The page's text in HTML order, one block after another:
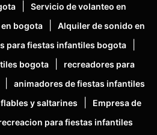
Servicio de volanteo en
bogota
Alquiler de sonido en
para fiestas infantiles bogota
bogota
recreadores para
animadores de fiestas infantiles
y saltarines
Empresa de
para fiestas infantiles